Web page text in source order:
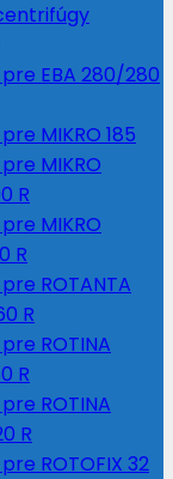
EBA 280/280
MIKRO 185
MIKRO
R
MIKRO
R
ROTANTA
R
ROTINA
R
ROTINA
R
ROTOFIX 32